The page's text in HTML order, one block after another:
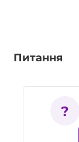
Питання